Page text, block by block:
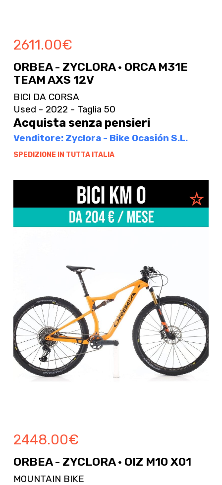
2611.00€
ORBEA - ZYCLORA · ORCA M31E
TEAM AXS 12V
BICI DA CORSA
Used - 2022 - Taglia 50
Acquista senza pensieri
Venditore: Zyclora - Bike Ocasión S.L.
SPEDIZIONE IN TUTTA ITALIA
2448.00€
ORBEA - ZYCLORA · OIZ M10 X01
MOUNTAIN BIKE